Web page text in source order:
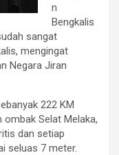
n
Bengkalis
sangat
mengingat
Negara Jiran
222 KM
Selat Melaka,
dan setiap
seluas 7 meter.